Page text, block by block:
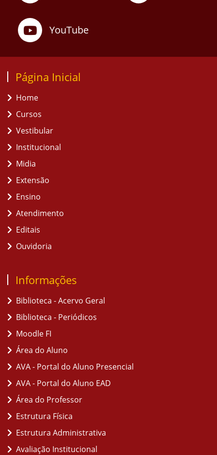
YouTube
Página Inicial
Home
Cursos
Vestibular
Institucional
Midia
Extensão
Ensino
Atendimento
Editais
Ouvidoria
Informações
Biblioteca - Acervo Geral
Biblioteca - Periódicos
Moodle FI
Área do Aluno
AVA - Portal do Aluno Presencial
AVA - Portal do Aluno EAD
Área do Professor
Estrutura Física
Estrutura Administrativa
Avaliação Institucional